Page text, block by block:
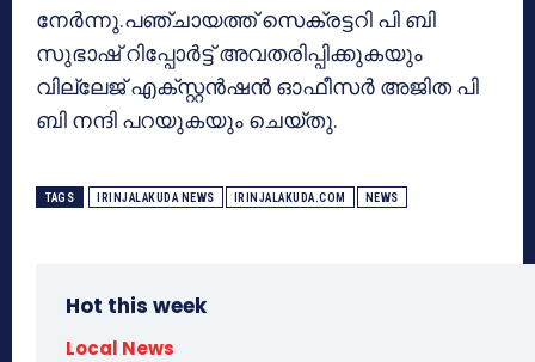
നേര്‍ന്നു.പഞ്ചായത്ത് സെക്രട്ടറി പി ബി
സുഭാഷ് റിപ്പോര്‍ട്ട് അവതരിപ്പിക്കുകയും
വില്ലേജ് എക്സ്റ്റന്‍ഷന്‍ ഓഫീസര്‍ അജിത പി
ബി നന്ദി പറയുകയും ചെയ്തു.
TAGS IRINJALAKUDA NEWS IRINJALAKUDA.COM NEWS
Hot this week
Local News